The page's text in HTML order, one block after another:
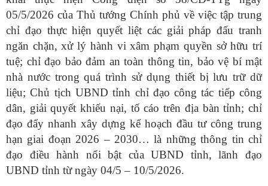
05/5/2026 của Thủ tướng Chính phủ về việc tập trung
chỉ đạo thực hiện quyết liệt các giải pháp đấu tranh
ngăn chặn, xử lý hành vi xâm phạm quyền sở hữu trí
tuệ; chỉ đạo bảo đảm an toàn thông tin, bảo vệ bí mật
nhà nước trong quá trình sử dụng thiết bị lưu trữ dữ
liệu; Chủ tịch UBND tỉnh chỉ đạo công tác tiếp công
dân, giải quyết khiếu nại, tố cáo trên địa bàn tỉnh; chỉ
đạo đẩy nhanh xây dựng kế hoạch đầu tư công trung
hạn giai đoạn 2026 – 2030… là những thông tin chỉ
đạo điều hành nổi bật của UBND tỉnh, lãnh đạo
UBND tỉnh từ ngày 04/5 – 10/5/2026.